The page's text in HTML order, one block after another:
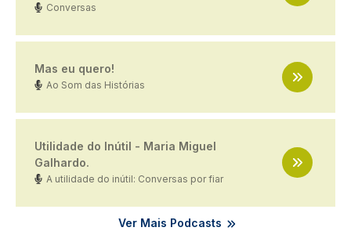
Conversas
Mas eu quero!
Ao Som das Histórias
Utilidade do Inútil - Maria Miguel
Galhardo.
A utilidade do inútil: Conversas por fiar
Ver Mais Podcasts